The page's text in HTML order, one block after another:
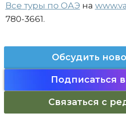
Все туры по ОАЭ на
780-3661.
Обсудить
Подписаться в
Связаться с